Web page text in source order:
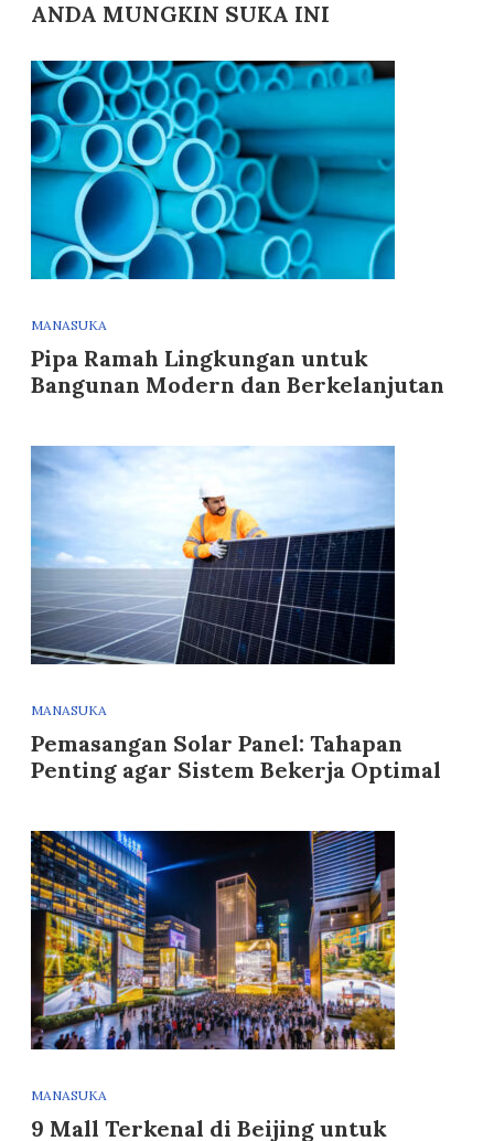
ANDA MUNGKIN SUKA INI
MANASUKA
Pipa Ramah Lingkungan untuk
Bangunan Modern dan Berkelanjutan
MANASUKA
Pemasangan Solar Panel: Tahapan
Penting agar Sistem Bekerja Optimal
MANASUKA
9 Mall Terkenal di Beijing untuk